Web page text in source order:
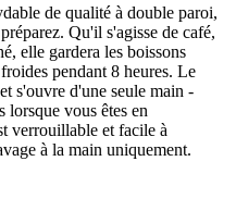
de qualité à double paroi,
Qu'il s'agisse de café,
elle gardera les boissons
pendant 8 heures. Le
s'ouvre d'une seule main -
lorsque vous êtes en
verrouillable et facile à
à la main uniquement.